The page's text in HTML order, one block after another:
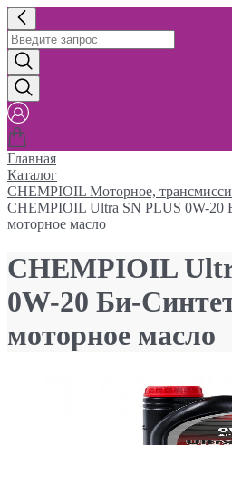
Главная
Каталог
CHEMPIOIL Моторное,
CHEMPIOIL Ultra SN PLUS 0W-20
моторное масло
CHEMPIOIL
0W-20 Би-
моторное масло